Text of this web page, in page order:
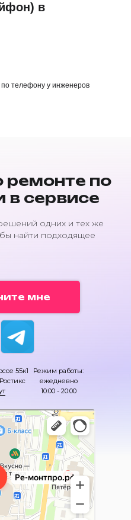
в
телефону у инженеров
ремонте по
в сервисе
одних и тех же
найти подходящее
мне
55к1
Режим работы:
ежедневно
10:00 - 20:00